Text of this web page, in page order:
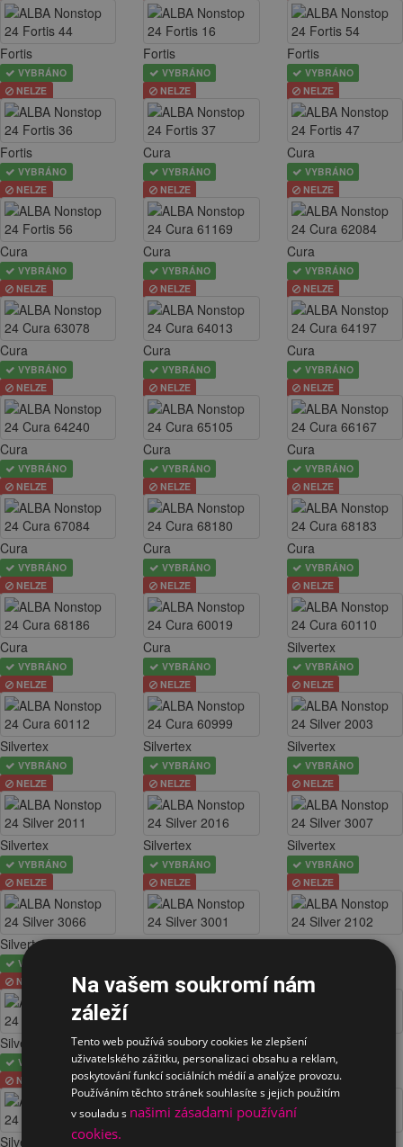
Fortis
VYBRÁNO
NELZE
Fortis
VYBRÁNO
NELZE
Fortis
VYBRÁNO
NELZE
Fortis
VYBRÁNO
NELZE
Cura
VYBRÁNO
NELZE
Cura
VYBRÁNO
NELZE
Cura
VYBRÁNO
NELZE
Cura
VYBRÁNO
NELZE
Cura
VYBRÁNO
NELZE
Cura
VYBRÁNO
NELZE
Cura
VYBRÁNO
NELZE
Cura
VYBRÁNO
NELZE
Cura
VYBRÁNO
NELZE
Cura
VYBRÁNO
NELZE
Cura
VYBRÁNO
NELZE
Cura
VYBRÁNO
NELZE
Cura
VYBRÁNO
NELZE
Cura
VYBRÁNO
NELZE
Cura
VYBRÁNO
NELZE
Cura
VYBRÁNO
NELZE
Silvertex
VYBRÁNO
NELZE
Silvertex
VYBRÁNO
NELZE
Silvertex
VYBRÁNO
NELZE
Silvertex
VYBRÁNO
NELZE
Silvertex
VYBRÁNO
NELZE
Silvertex
VYBRÁNO
NELZE
Silvertex
VYBRÁNO
NELZE
Silvertex
VYBRÁNO
NELZE
Silvertex
NELZE
Silvertex
NELZE
Silvertex
VYBRÁNO
NELZE
Silvertex
VYBRÁNO
NELZE
Silvertex
VYBRÁNO
NELZE
Silvertex
Na vašem soukromí nám
záleží
Tento web používá soubory cookies ke zlepšení
uživatelského zážitku, personalizaci obsahu a reklam,
poskytování funkcí sociálních médií a analýze provozu.
Používáním těchto stránek souhlasíte s jejich použitím
v souladu s našimi zásadami používání
cookies.